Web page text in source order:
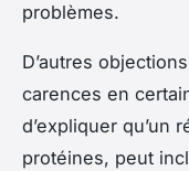
problèmes.
D’autres
carences en
d’expliquer qu’un
protéines, peut